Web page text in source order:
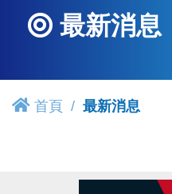
最新消息
首頁 最新消息